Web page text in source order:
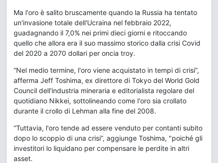
Ma l'oro è salito bruscamente quando la Russia ha tentato
un'invasione totale dell'Ucraina nel febbraio 2022,
guadagnando il 7,0% nei primi dieci giorni e ritoccando
quello che allora era il suo massimo storico dalla crisi Covid
del 2020 a 2070 dollari per oncia troy.
“Nel medio termine, l'oro viene acquistato in tempi di crisi”,
afferma Jeff Toshima, ex direttore di Tokyo del World Gold
Council dell'industria mineraria e editorialista regolare del
quotidiano Nikkei, sottolineando come l'oro sia crollato
durante il crollo di Lehman alla fine del 2008.
“Tuttavia, l'oro tende ad essere venduto per contanti subito
dopo lo scoppio di una crisi”, aggiunge Toshima, "poiché gli
investitori lo liquidano per compensare le perdite in altri
asset.